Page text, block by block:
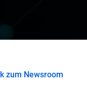
zum Newsroom